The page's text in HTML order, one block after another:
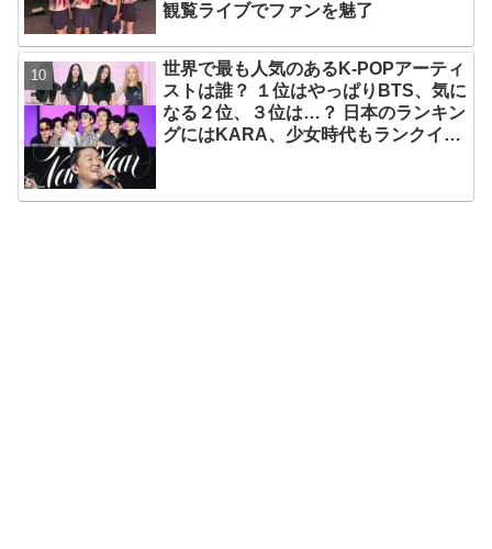
観覧ライブでファンを魅了
世界で最も人気のあるK-POPアーティ
ストは誰？ １位はやっぱりBTS、気に
なる２位、３位は…？ 日本のランキン
グにはKARA、少女時代もランクイ